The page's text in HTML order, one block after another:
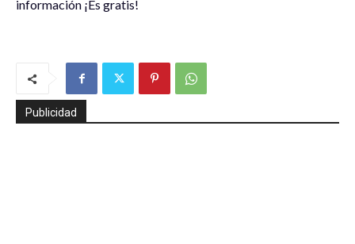
información ¡Es gratis!
Publicidad